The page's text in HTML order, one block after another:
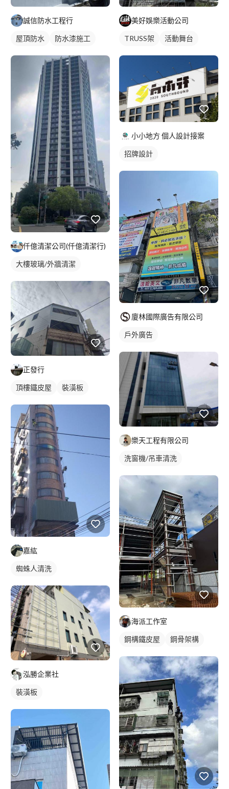
誠信防水工程行
屋頂防水 防水漆施工
仟億清潔公司(仟億清潔行)
大樓玻璃/外牆清潔
正發行
頂樓鐵皮屋 裝潢板
嘉紘
蜘蛛人清洗
泓勝企業社
裝潢板
美好娛樂活動公司
TRUSS架 活動舞台
小小地方 個人設計接案
招牌設計
廈林國際廣告有限公司
戶外廣告
樂天工程有限公司
洗窗機/吊車清洗
海派工作室
鋼構鐵皮屋 鋼骨架構